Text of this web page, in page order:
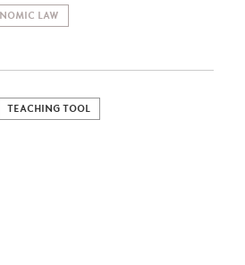
LAW
TEACHING TOOL